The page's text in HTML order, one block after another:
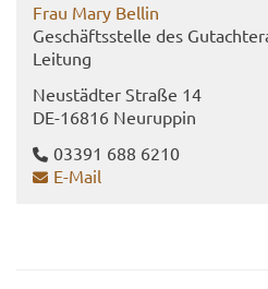
Frau Mary Bel­lin
Ge­schäfts­stel­le des
Lei­tung
Neu­städ­ter Stra­ße 14
DE-​16816 Neu­rup­pin
03391 688 6210
E-​Mail